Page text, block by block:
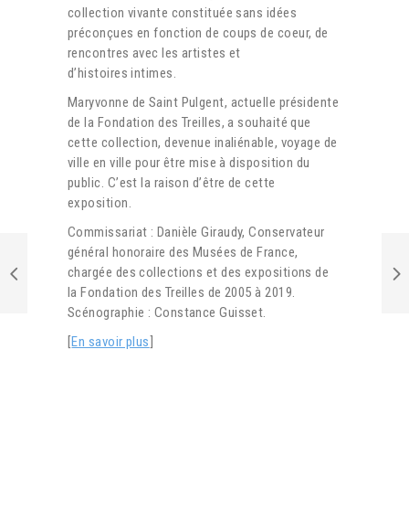
collection vivante constituée sans idées
préconçues en fonction de coups de coeur, de
rencontres avec les artistes et
d’histoires intimes.
Maryvonne de Saint Pulgent, actuelle présidente
de la Fondation des Treilles, a souhaité que
cette collection, devenue inaliénable, voyage de
ville en ville pour être mise à disposition du
public. C’est la raison d’être de cette
exposition.
Commissariat : Danièle Giraudy, Conservateur
général honoraire des Musées de France,
chargée des collections et des expositions de
la Fondation des Treilles de 2005 à 2019.
Scénographie : Constance Guisset.
[En savoir plus]